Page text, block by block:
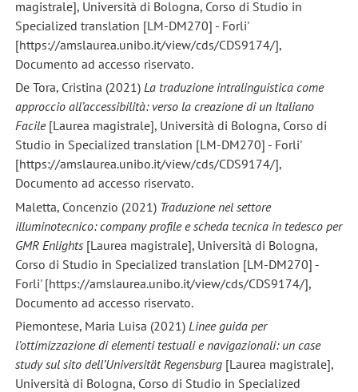
magistrale], Università di Bologna, Corso di Studio in
Specialized translation [LM-DM270] - Forli'
[https://amslaurea.unibo.it/view/cds/CDS9174/],
Documento ad accesso riservato.
De Tora, Cristina (2021) La traduzione intralinguistica come
approccio all’accessibilità: verso la creazione di un Italiano
Facile [Laurea magistrale], Università di Bologna, Corso di
Studio in Specialized translation [LM-DM270] - Forli'
[https://amslaurea.unibo.it/view/cds/CDS9174/],
Documento ad accesso riservato.
Maletta, Concenzio (2021) Traduzione nel settore
illuminotecnico: company profile e scheda tecnica in tedesco per
GMR Enlights [Laurea magistrale], Università di Bologna,
Corso di Studio in Specialized translation [LM-DM270] -
Forli' [https://amslaurea.unibo.it/view/cds/CDS9174/],
Documento ad accesso riservato.
Piemontese, Maria Luisa (2021) Linee guida per
l’ottimizzazione di elementi testuali e navigazionali: un case
study sul sito dell’Universität Regensburg [Laurea magistrale],
Università di Bologna, Corso di Studio in Specialized